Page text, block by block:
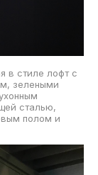
в стиле лофт с
зелеными
сталью,
полом и